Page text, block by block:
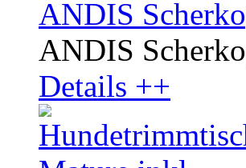
ANDIS
ANDIS
Details ++